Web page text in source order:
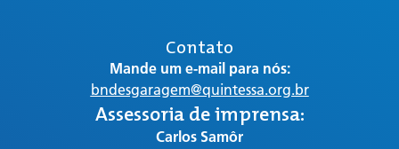
Contato
Mande um e-mail para nós:
bndesgaragem@quintessa.org.br
Assessoria de imprensa:
Carlos Samôr